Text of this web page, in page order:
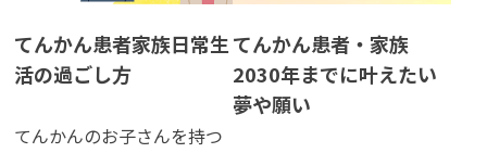
てんかん患者家族日常生
活の過ごし方
てんかんのお子さんを持つ
てんかん患者・家族
2030年までに叶えたい
夢や願い